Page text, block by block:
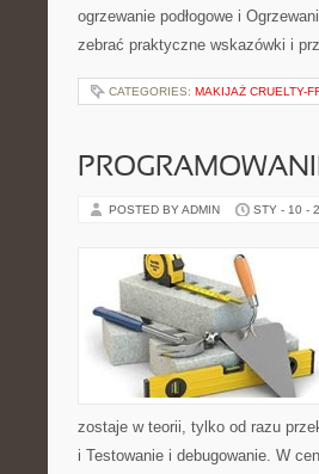
ogrzewanie podłogowe i
zebrać praktyczne wskazówki i
CATEGORIES: MAKIJAŻ CRUELTY-
POSTED BY ADMIN STY - 10 -
zostaje w teorii, tylko od razu
i Testowanie i debugowanie. W